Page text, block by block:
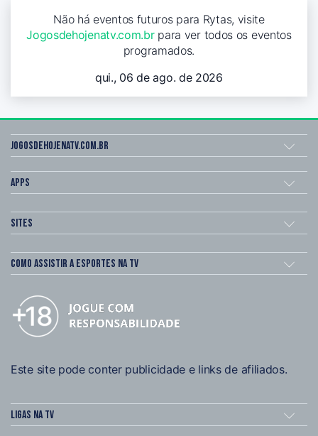
Não há eventos futuros para Rytas, visite
Jogosdehojenatv.com.brpara ver todos os eventos
programados.
qui., 06 de ago. de 2026
Jogosdehojenatv.com.br
Apps
Sites
Como assistir a esportes na TV
Este site pode conter publicidade e links de afiliados.
Ligas na TV